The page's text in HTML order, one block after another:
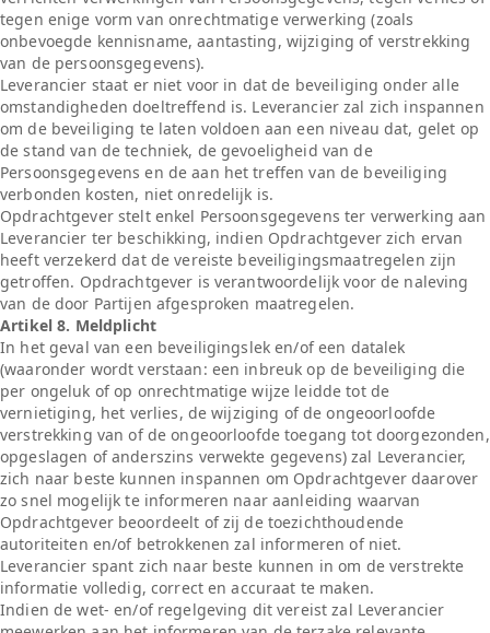
tegen enige vorm van onrechtmatige verwerking (zoals
onbevoegde kennisname, aantasting, wijziging of verstrekking
van de persoonsgegevens).
Leverancier staat er niet voor in dat de beveiliging onder alle
omstandigheden doeltreffend is. Leverancier zal zich inspannen
om de beveiliging te laten voldoen aan een niveau dat, gelet op
de stand van de techniek, de gevoeligheid van de
Persoonsgegevens en de aan het treffen van de beveiliging
verbonden kosten, niet onredelijk is.
Opdrachtgever stelt enkel Persoonsgegevens ter verwerking aan
Leverancier ter beschikking, indien Opdrachtgever zich ervan
heeft verzekerd dat de vereiste beveiligingsmaatregelen zijn
getroffen. Opdrachtgever is verantwoordelijk voor de naleving
van de door Partijen afgesproken maatregelen.
Artikel 8. Meldplicht
In het geval van een beveiligingslek en/of een datalek
(waaronder wordt verstaan: een inbreuk op de beveiliging die
per ongeluk of op onrechtmatige wijze leidde tot de
vernietiging, het verlies, de wijziging of de ongeoorloofde
verstrekking van of de ongeoorloofde toegang tot doorgezonden,
opgeslagen of anderszins verwekte gegevens) zal Leverancier,
zich naar beste kunnen inspannen om Opdrachtgever daarover
zo snel mogelijk te informeren naar aanleiding waarvan
Opdrachtgever beoordeelt of zij de toezichthoudende
autoriteiten en/of betrokkenen zal informeren of niet.
Leverancier spant zich naar beste kunnen in om de verstrekte
informatie volledig, correct en accuraat te maken.
Indien de wet- en/of regelgeving dit vereist zal Leverancier